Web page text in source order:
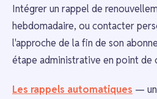
Intégrer un rappel de
hebdomadaire, ou contacter
l'approche de la fin de son
étape administrative en point
Les rappels automatiques —